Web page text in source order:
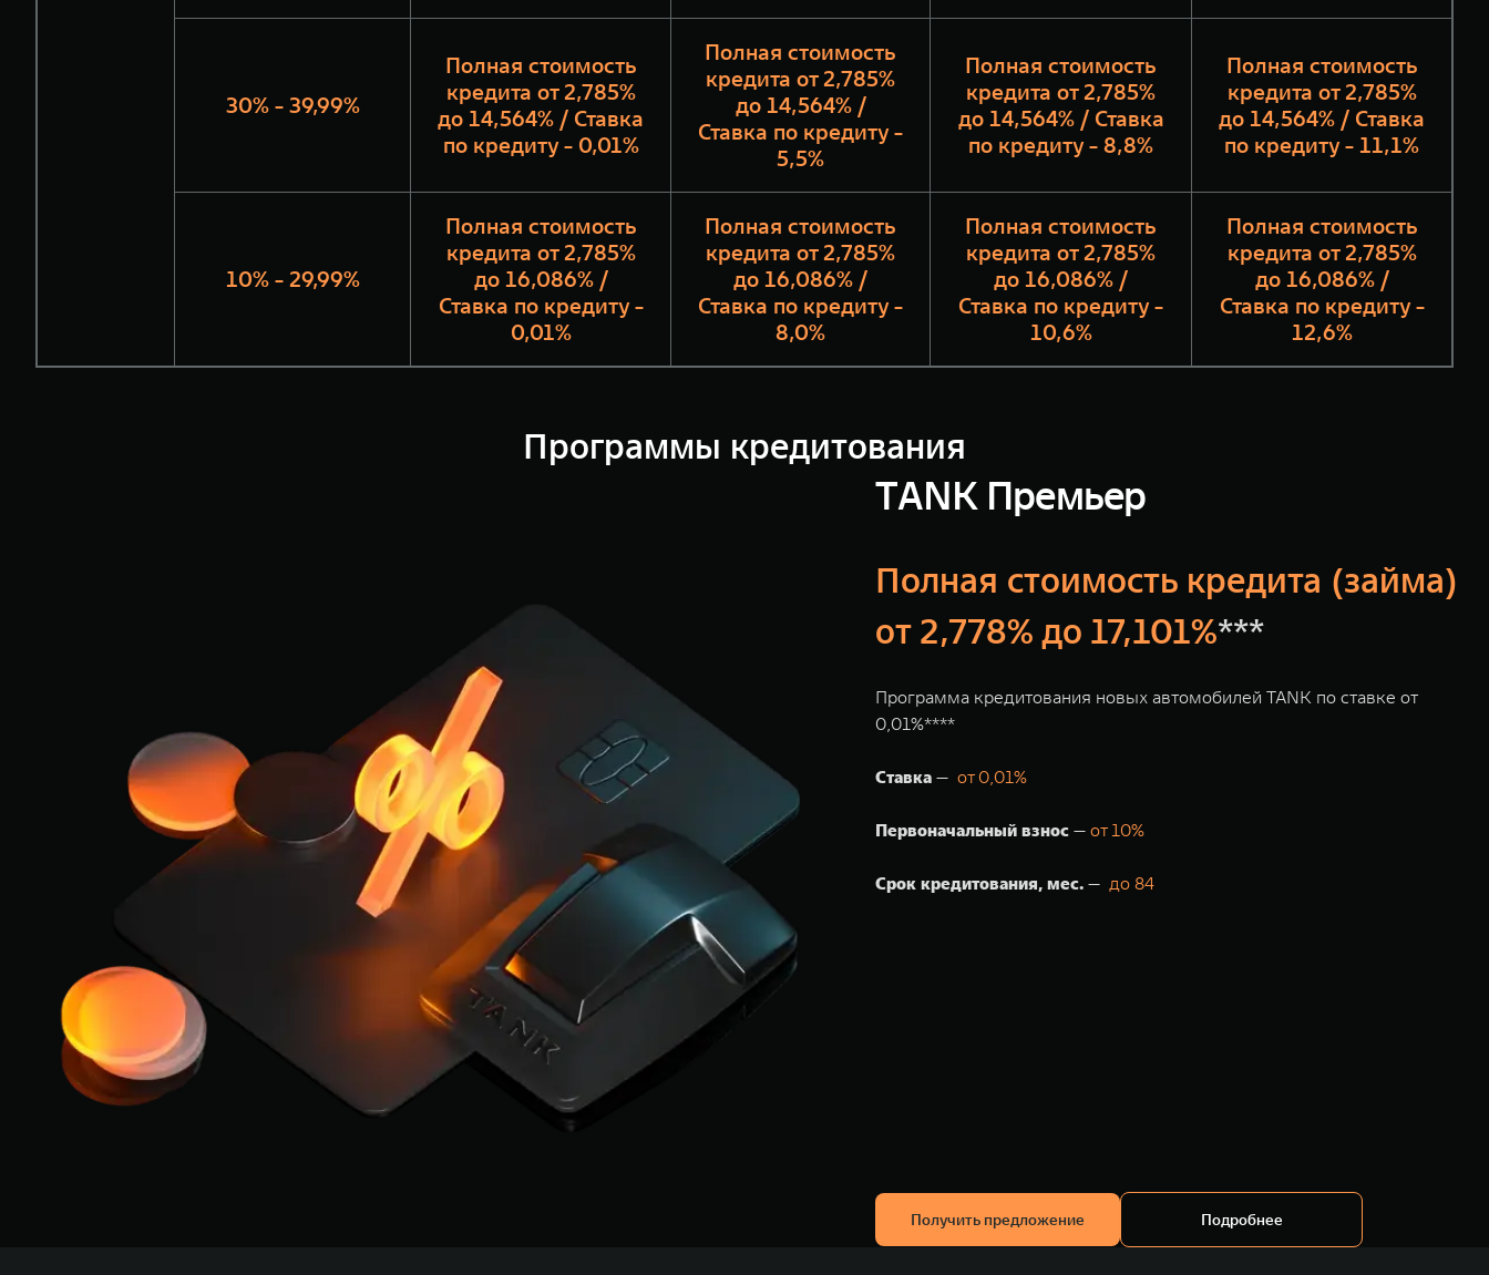
30% - 39,99%
Полная стоимость
кредита от 2,785%
до 14,564% / Ставка
по кредиту - 0,01%
Полная стоимость
кредита от 2,785%
до 14,564% /
Ставка по кредиту -
5,5%
Полная стоимость
кредита от 2,785%
до 14,564% / Ставка
по кредиту - 8,8%
Полная стоимость
кредита от 2,785%
до 14,564% / Ставка
по кредиту - 11,1%
10% - 29,99%
Полная стоимость
кредита от 2,785%
до 16,086% /
Ставка по кредиту -
0,01%
Полная стоимость
кредита от 2,785%
до 16,086% /
Ставка по кредиту -
8,0%
Полная стоимость
кредита от 2,785%
до 16,086% /
Ставка по кредиту -
10,6%
Полная стоимость
кредита от 2,785%
до 16,086% /
Ставка по кредиту -
12,6%
Программы кредитования
TANK Премьер
Полная стоимость кредита (займа)
от 2,778% до 17,101%***
Программа кредитования новых автомобилей TANK по ставке от
0,01%****
Ставка —от 0,01%
Первоначальный взнос —от 10%
Срок кредитования, мес. —до 84
Получить предложение Подробнее